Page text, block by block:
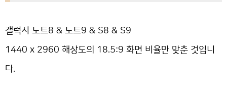
갤럭시 노트8 & 노트9 & S8 & S9
1440 x 2960 해상도의 18.5:9 화면 비율만 맞춘 것입니
다.